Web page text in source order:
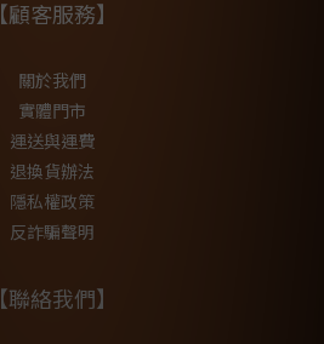
【顧客服務】
關於我們
實體門市
運送與運費
退換貨辦法
隱私權政策
反詐騙聲明
【聯絡我們】